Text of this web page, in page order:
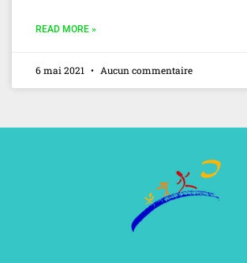
READ MORE »
6 mai 2021 Aucun commentaire